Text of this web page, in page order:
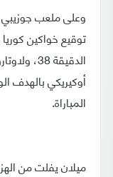
أوكيريكي بالهدف
المباراة.
ميلان يفلت من